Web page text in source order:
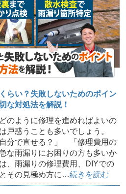
らい？失敗しないためのポイン
な対処法を解説！
のように修理を進めればよいの
戸惑うことも多いでしょう。
自分で直せる？」 「修理費用の
な雨漏りにお困りの方も多いか
、雨漏りの修理費用、DIYでの
その見極め方に…続きを読む